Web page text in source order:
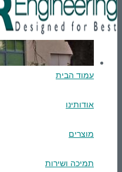
עמוד הבית
אודותינו
מוצרים
תמיכה ושירות